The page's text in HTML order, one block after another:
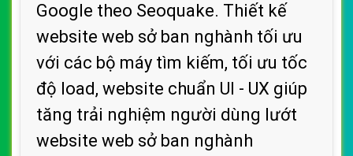
Google theo Seoquake. Thiết kế
website web sở ban nghành tối ưu
với các bộ máy tìm kiếm, tối ưu tốc
độ load, website chuẩn UI - UX giúp
tăng trải nghiệm người dùng lướt
website web sở ban nghành